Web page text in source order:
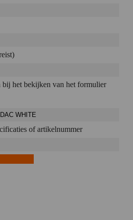
het bekijken van het formulier
of artikelnummer